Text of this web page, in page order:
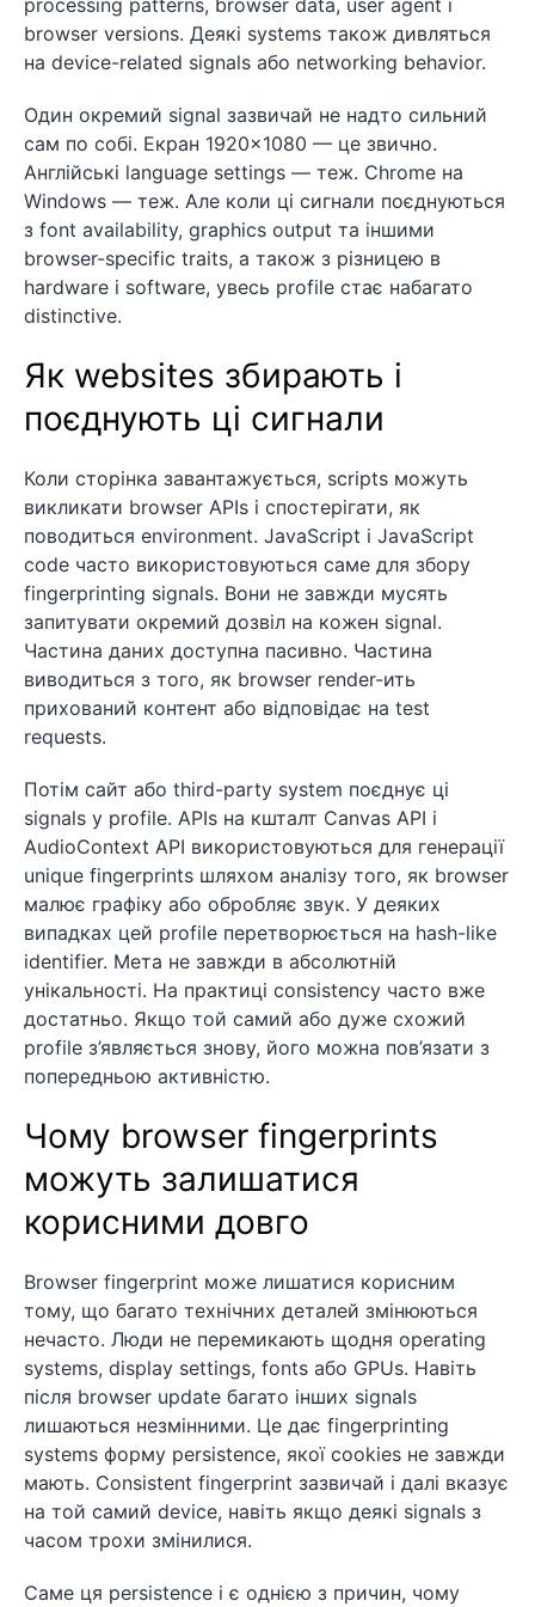
browser versions. Деякі systems також дивляться
на device-related signals або networking behavior.
Один окремий signal зазвичай не надто сильний
сам по собі. Екран 1920×1080 — це звично.
Англійські language settings — теж. Chrome на
Windows — теж. Але коли ці сигнали поєднуються
з font availability, graphics output та іншими
browser-specific traits, а також з різницею в
hardware і software, увесь profile стає набагато
distinctive.
Як websites збирають і
поєднують ці сигнали
Коли сторінка завантажується, scripts можуть
викликати browser APIs і спостерігати, як
поводиться environment. JavaScript і JavaScript
code часто використовуються саме для збору
fingerprinting signals. Вони не завжди мусять
запитувати окремий дозвіл на кожен signal.
Частина даних доступна пасивно. Частина
виводиться з того, як browser render-ить
прихований контент або відповідає на test
requests.
Потім сайт або third-party system поєднує ці
signals у profile. APIs на кшталт Canvas API і
AudioContext API використовуються для генерації
unique fingerprints шляхом аналізу того, як browser
малює графіку або обробляє звук. У деяких
випадках цей profile перетворюється на hash-like
identifier. Мета не завжди в абсолютній
унікальності. На практиці consistency часто вже
достатньо. Якщо той самий або дуже схожий
profile з’являється знову, його можна пов’язати з
попередньою активністю.
Чому browser fingerprints
можуть залишатися
корисними довго
Browser fingerprint може лишатися корисним
тому, що багато технічних деталей змінюються
нечасто. Люди не перемикають щодня operating
systems, display settings, fonts або GPUs. Навіть
після browser update багато інших signals
лишаються незмінними. Це дає fingerprinting
systems форму persistence, якої cookies не завжди
мають. Consistent fingerprint зазвичай і далі вказує
на той самий device, навіть якщо деякі signals з
часом трохи змінилися.
Саме ця persistence і є однією з причин, чому